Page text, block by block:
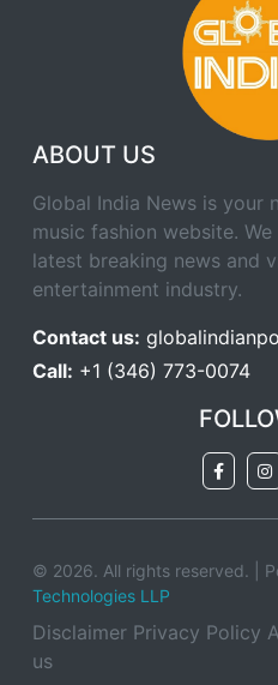
ABOUT US
Global India News is your
music fashion website.
latest breaking news and
entertainment industry.
Contact us:
Call: +1 (346) 773-0074
© 2026. All rights reserved. |
Technologies LLP
Disclaimer Privacy Policy
us